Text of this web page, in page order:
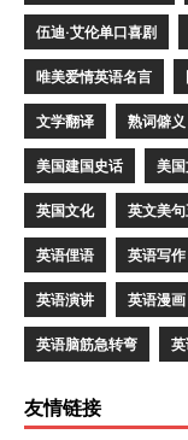
伍迪·艾伦单口喜剧
唯美爱情英语名言
文学翻译 熟词僻义
美国建国史话 美
英国文化 英文美
英语俚语 英语写作
英语演讲 英语漫画
英语脑筋急转弯
友情链接